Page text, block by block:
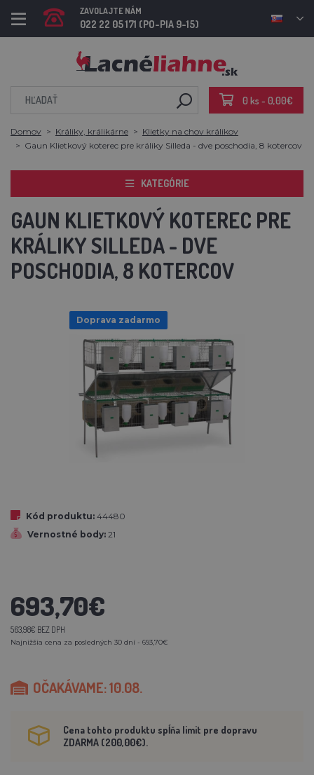
ZAVOLAJTE NÁM
022 22 05 171 (PO-PIA 9-15)
0 ks - 0,00€
Domov Králiky, králikárne
Klietky na chov králikov
Gaun Klietkový koterec pre králiky Silleda - dve poschodia, 8 kotercov
KATEGÓRIE
GAUN KLIETKOVÝ KOTEREC PRE
KRÁLIKY SILLEDA - DVE
POSCHODIA, 8 KOTERCOV
Doprava zadarmo
Kód produktu: 44480
Vernostné body: 21
693,70€
563,98€ BEZ DPH
Najnižšia cena za posledných 30 dní - 693,70€
OČAKÁVAME: 10.08.
Cena tohto produktu spĺňa limit pre dopravu
ZDARMA (200,00€).